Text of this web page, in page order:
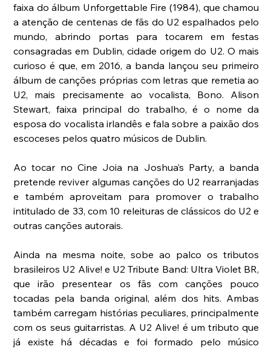
faixa do álbum Unforgettable Fire (1984), que chamou
a atenção de centenas de fãs do U2 espalhados pelo
mundo, abrindo portas para tocarem em festas
consagradas em Dublin, cidade origem do U2. O mais
curioso é que, em 2016, a banda lançou seu primeiro
álbum de canções próprias com letras que remetia ao
U2, mais precisamente ao vocalista, Bono. Alison
Stewart, faixa principal do trabalho, é o nome da
esposa do vocalista irlandês e fala sobre a paixão dos
escoceses pelos quatro músicos de Dublin.
Ao tocar no Cine Joia na Joshua’s Party, a banda
pretende reviver algumas canções do U2 rearranjadas
e também aproveitam para promover o trabalho
intitulado de 33, com 10 releituras de clássicos do U2 e
outras canções autorais.
Ainda na mesma noite, sobe ao palco os tributos
brasileiros U2 Alive! e U2 Tribute Band: Ultra Violet BR,
que irão presentear os fãs com canções pouco
tocadas pela banda original, além dos hits. Ambas
também carregam histórias peculiares, principalmente
com os seus guitarristas. A U2 Alive! é um tributo que
já existe há décadas e foi formado pelo músico